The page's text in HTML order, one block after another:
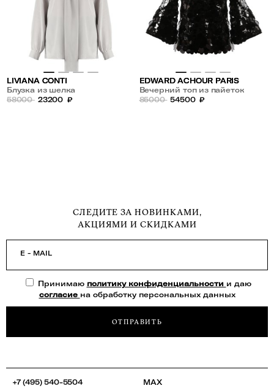
LIVIANA CONTI
Блузка из шелка
58000 23200 ₽
EDWARD ACHOUR PARIS
Вечерний топ из пайеток
85000 54500 ₽
СЛЕДИТЕ ЗА НОВИНКАМИ,
АКЦИЯМИ И СКИДКАМИ
E - MAIL
Принимаю политику конфиденциальности и даю
согласие на обработку персональных данных
ОТПРАВИТЬ
+7 (495) 540-5504
MAX